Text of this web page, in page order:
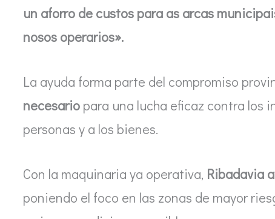
un aforro de custos para as arcas
nosos operarios».
La ayuda forma parte del compromiso
necesario para una lucha eficaz contra los
personas y a los bienes.
Con la maquinaria ya operativa, Ribadavia
poniendo el foco en las zonas de mayor